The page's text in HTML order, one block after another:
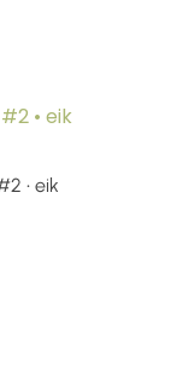
• eik